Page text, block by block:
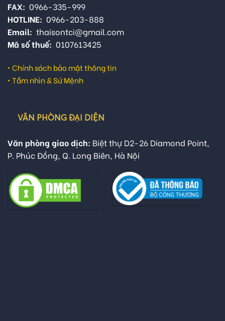
FAX: 0966-335-999
HOTLINE: 0966-203-888
Email: thaisontci@gmail.com
Mã số thuế: 0107613425
• Chính sách bảo mật thông tin
• Tầm nhìn & Sứ Mệnh
VĂN PHÒNG ĐẠI DIỆN
Văn phòng giao dịch: Biệt thự D2-26 Diamond Point,
P. Phúc Đồng, Q. Long Biên, Hà Nội